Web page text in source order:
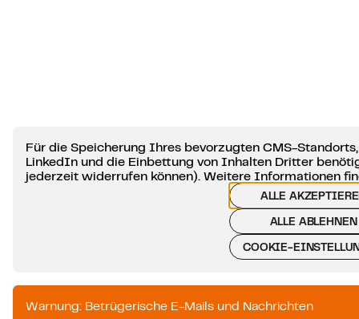
Für die Speicherung Ihres bevorzugten CMS-
LinkedIn und die Einbettung von Inhalten Dritter
jederzeit widerrufen können). Weitere Informationen
ALLE
ALLE ABLEHNEN
COOKIE-
Warnung: Betrügerische E-Mails und Nachrichten